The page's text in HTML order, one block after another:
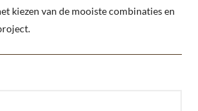
kiezen van de mooiste combinaties en